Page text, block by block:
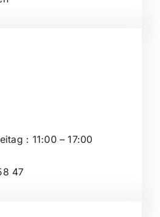
: 11:00 – 17:00
47